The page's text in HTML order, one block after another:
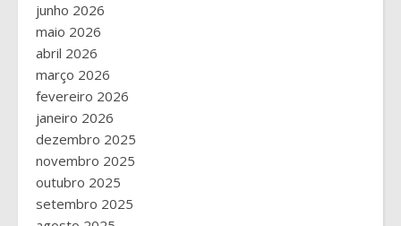
junho 2026
maio 2026
abril 2026
março 2026
fevereiro 2026
janeiro 2026
dezembro 2025
novembro 2025
outubro 2025
setembro 2025